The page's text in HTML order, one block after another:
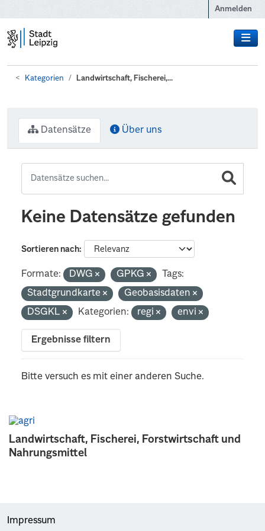
Anmelden
Kategorien Landwirtschaft, Fischerei,...
Landwirtschaft, Fischerei, Forstwirtschaft und
Nahrungsmittel
Datensätze Über uns
Keine Datensätze gefunden
Sortieren nach
Formate: DWG GPKG
Tags:
Stadtgrundkarte
Geobasisdaten
DSGKL
Kategorien: regi envi
Ergebnisse filtern
Bitte versuch es mit einer anderen Suche.
Impressum